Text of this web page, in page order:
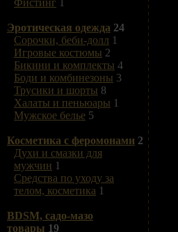
Фистинг 1
Эротическая одежда 24
Сорочки, беби-долл 1
Игровые костюмы 2
Бикини и комплекты 4
Боди и комбинезоны 3
Трусики и шорты 8
Халаты и пеньюары 1
Мужское белье 5
Косметика с феромонами 2
Духи и смазки для
мужчин 1
Средства по уходу за
телом, косметика 1
BDSM, садо-мазо
товары 19